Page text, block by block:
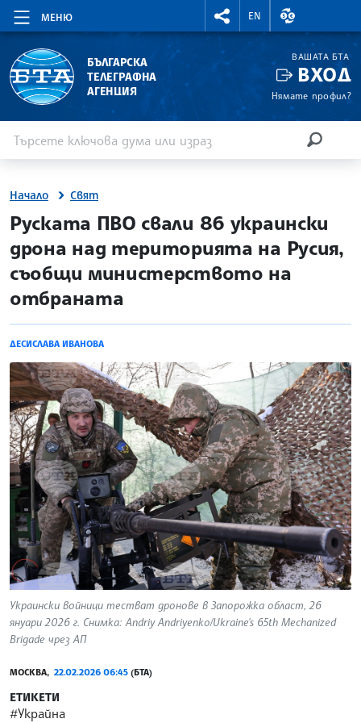
МЕНЮ
RIGHTMENU.SOCIAL
EN
ВАЛУТНИ
БЪЛГАРСКА
ТЕЛЕГРАФНА
АГЕНЦИЯ
ВАШАТА БТА
ВХОД
Нямате профил?
Начало Свят
site.bta
Руската ПВО свали 86 украински
дрона над територията на Русия,
съобщи министерството на
отбраната
ДЕСИСЛАВА ИВАНОВА
Украински войници тестват дронове в Запорожка област, 26
януари 2026 г. Снимка: Andriy Andriyenko/Ukraine's 65th Mechanized
Brigade чрез АП
МОСКВА, 22.02.2026 06:45 (БТА)
ЕТИКЕТИ
#Украйна